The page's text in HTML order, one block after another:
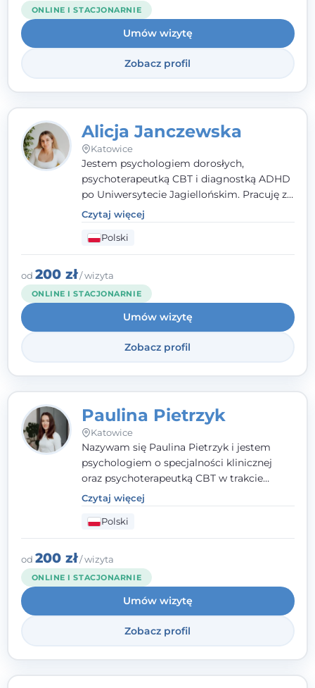
ONLINE I STACJONARNIE
Umów wizytę
Zobacz profil
Alicja Janczewska
Katowice
Jestem psychologiem dorosłych,
psychoterapeutką CBT i diagnostką ADHD
po Uniwersytecie Jagiellońskim. Pracuję z
dorosłymi, młodzieżą i dziećmi, opierając
pomoc na zrozumieniu indywidualnych
potrzeb i więzi zbudowanej na zaufaniu.
Terapia to dla mnie bezpieczne miejsce, w
którym poczujesz się wysłuchany i
zrozumiany.
Czytaj więcej
Polski
od 200 zł/ wizyta
ONLINE I STACJONARNIE
Umów wizytę
Zobacz profil
Paulina Pietrzyk
Katowice
Nazywam się Paulina Pietrzyk i jestem
psychologiem o specjalności klinicznej
oraz psychoterapeutką CBT w trakcie
szkolenia. Pracuję z dorosłymi, którzy
szukają wsparcia w trudnych momentach -
w obliczu lęku, przewlekłego stresu,
natłoku myśli, obniżonego nastroju,
wypalenia czy kryzysu, a także po prostu
chcą lepiej poznać siebie.
Czytaj więcej
Polski
od 200 zł/ wizyta
ONLINE I STACJONARNIE
Umów wizytę
Zobacz profil